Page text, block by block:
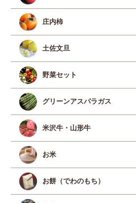
庄内柿
土佐文旦
野菜セット
グリーンアスパラガス
米沢牛・山形牛
お米
お餅（でわのもち）